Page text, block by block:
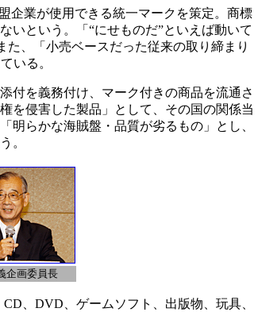
企業が使用できる統一マークを策定。商標
いという。「“にせものだ”といえば動いて
、「小売ベースだった従来の取り締まり
いる。
付を義務付け、マーク付きの商品を流通さ
を侵害した製品」として、その国の関係当
明らかな海賊盤・品質が劣るもの」とし、
。
企画委員長
、DVD、ゲームソフト、出版物、玩具、